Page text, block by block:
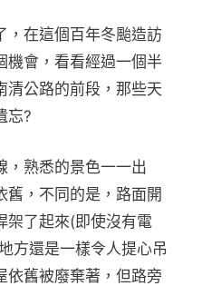
，在這個百年冬颱造訪
機會，看看經過一個半
清公路的前段，那些天
忘?
，熟悉的景色一一出
舊，不同的是，路面開
架了起來(即使沒有電
方還是一樣令人提心吊
依舊被廢棄著，但路旁